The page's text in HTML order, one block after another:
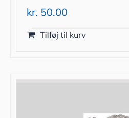
kr. 50.00
Tilføj til kurv